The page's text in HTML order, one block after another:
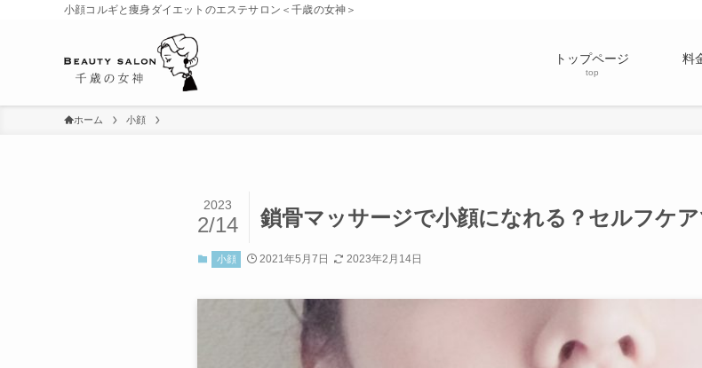
小顔コルギと痩身ダイエットのエステサロン＜千歳の女神＞
トップページ
top
料
ホーム 小顔
鎖骨マッサージで小顔になれる？セルフケ
2023
2/14
小顔 2021年5月7日 2023年2月14日